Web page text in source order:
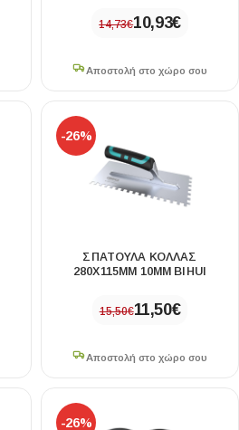
14,73€10,93€
Αποστολή στο χώρο σου
-26%
ΣΠΑΤΟΥΛΑ ΚΟΛΛΑΣ
280X115MM 10MM BIHUI
15,50€11,50€
Αποστολή στο χώρο σου
-26%